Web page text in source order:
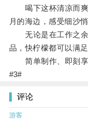
喝下这杯清凉而爽
月的海边，感受细沙
无论是在工作之余
品，快柠檬都可以满足
简单制作、即刻享
#3#
评论
游客